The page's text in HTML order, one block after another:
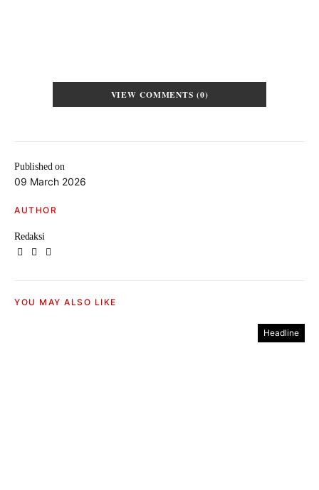
Published on
09 March 2026
AUTHOR
Redaksi
VIEW COMMENTS (0)
YOU MAY ALSO LIKE
Headline